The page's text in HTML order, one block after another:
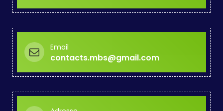
Email
contacts.mbs@gmail.com